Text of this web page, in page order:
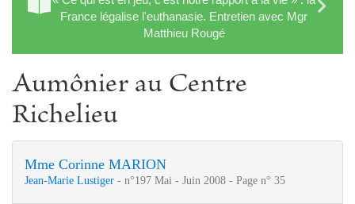
France légalise l'euthanasie. Entretien avec Mgr
Matthieu Rougé
Aumônier au Centre
Richelieu
Mme Corinne MARION
Jean-Marie Lustiger - n°197 Mai - Juin 2008 - Page n° 35